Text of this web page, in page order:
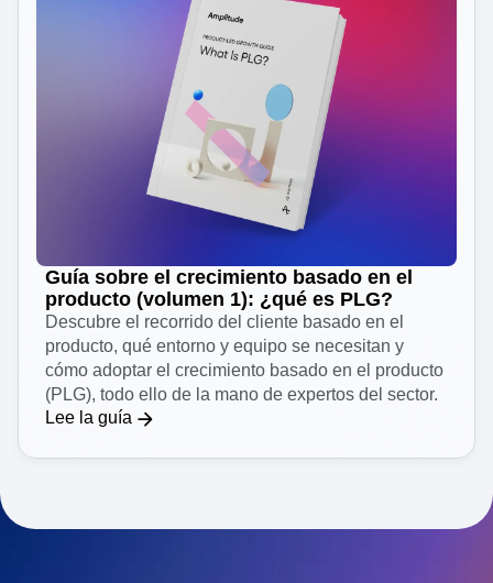
Guía sobre el crecimiento basado en el
producto (volumen 1): ¿qué es PLG?
Descubre el recorrido del cliente basado en el
producto, qué entorno y equipo se necesitan y
cómo adoptar el crecimiento basado en el producto